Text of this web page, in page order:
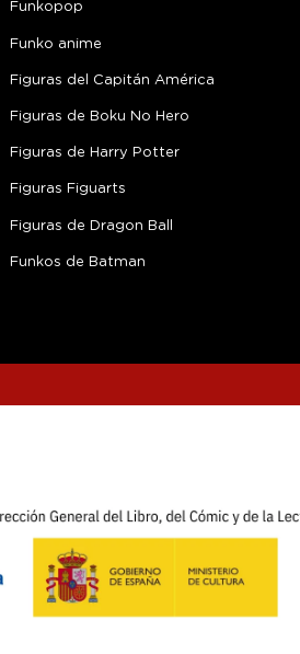
Funkopop
Funko anime
Figuras del Capitán América
Figuras de Boku No Hero
Figuras de Harry Potter
Figuras Figuarts
Figuras de Dragon Ball
Funkos de Batman